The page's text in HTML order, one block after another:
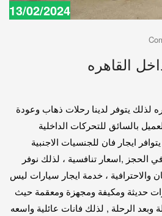
13/02/2024
القاهره
لذلك يتوفر لدينا رحلات ذهاب وعودة
بالسائق للتحركات الداخلية
ايجار فان للجنسيات الاجنبية
الحجز ,اسعار تنافسية ، لذلك نوفر
، خدمة ايجار سيارات ليس
حديثة ومكيفة ومجهزة ومعقمة حيث
وبعد الرحلة , لذلك فانات عائلية واسعه